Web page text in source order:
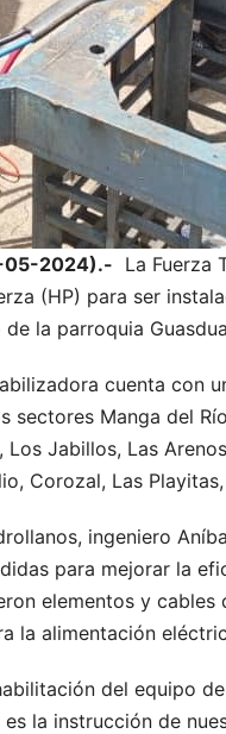
05-2024).- La Fuerza
(HP) para ser
la parroquia
cuenta con
sectores Manga del
Jabillos, Las
Corozal, Las
ingeniero
para mejorar la
elementos y
la alimentación
del equipo
la instrucción de